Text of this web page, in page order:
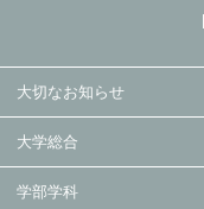
大切なお知らせ
大学総合
学部学科